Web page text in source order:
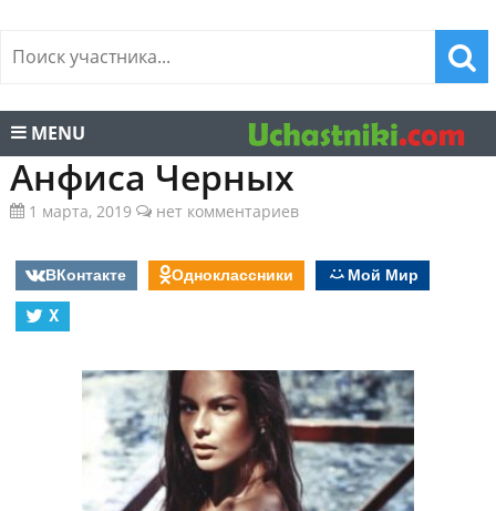
MENU
Анфиса Черных
1 марта, 2019 нет комментариев
ВКонтакте Одноклассники
Мой Мир
X